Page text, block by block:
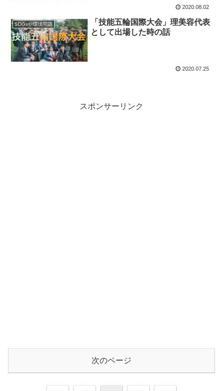
2020.08.02
SDGsや環境問題
「技能五輪国際大会」理美容代表
として出場した時の話
2020.07.25
スポンサーリンク
次のページ